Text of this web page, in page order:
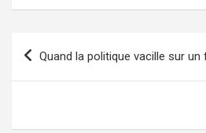
Navigation
de
Quand la politique vacille sur un